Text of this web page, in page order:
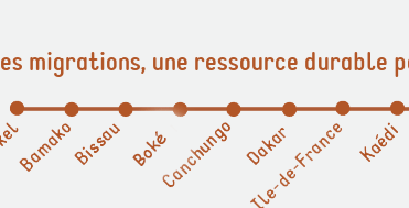
migrations, une ressource